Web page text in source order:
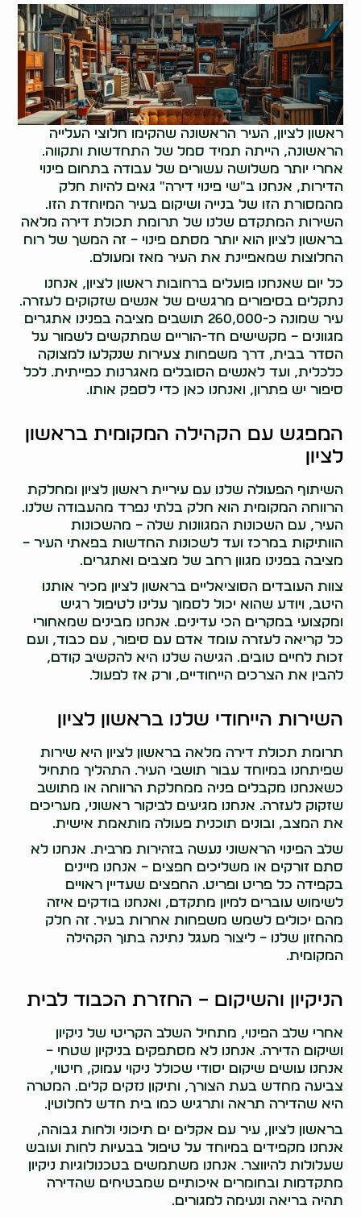
ראשון לציון, העיר הראשונה שהקימו חלוצי העלייה
הראשונה, הייתה תמיד סמל של התחדשות ותקווה.
אחרי יותר משלושה עשורים של עבודה בתחום פינוי
הדירות, אנחנו ב"שי פינוי דירה" גאים להיות חלק
מהמסורת הזו של בנייה ושיקום בעיר המיוחדת הזו.
השירות המתקדם שלנו של תרומת תכולת דירה מלאה
בראשון לציון הוא יותר מסתם פינוי – זה המשך של רוח
החלוצות שמאפיינת את העיר מאז ומעולם.
כל יום שאנחנו פועלים ברחובות ראשון לציון, אנחנו
נתקלים בסיפורים מרגשים של אנשים שזקוקים לעזרה.
עיר שמונה כ-260,000 תושבים מציבה בפנינו אתגרים
מגוונים – מקשישים חד-הוריים שמתקשים לשמור על
הסדר בבית, דרך משפחות צעירות שנקלעו למצוקה
כלכלית, ועד לאנשים הסובלים מאגרנות כפייתית. לכל
סיפור יש פתרון, ואנחנו כאן כדי לספק אותו.
המפגש עם הקהילה המקומית בראשון
לציון
השיתוף הפעולה שלנו עם עיריית ראשון לציון ומחלקת
הרווחה המקומית הוא חלק בלתי נפרד מהעבודה שלנו.
העיר, עם השכונות המגוונות שלה – מהשכונות
הוותיקות במרכז ועד לשכונות החדשות בפאתי העיר –
מציבה בפנינו מגוון רחב של מצבים ואתגרים.
צוות העובדים הסוציאליים בראשון לציון מכיר אותנו
היטב, ויודע שהוא יכול לסמוך עלינו לטיפול רגיש
ומקצועי במקרים הכי עדינים. אנחנו מבינים שמאחורי
כל קריאה לעזרה עומד אדם עם סיפור, עם כבוד, ועם
זכות לחיים טובים. הגישה שלנו היא להקשיב קודם,
להבין את הצרכים הייחודיים, ורק אז לפעול.
השירות הייחודי שלנו בראשון לציון
תרומת תכולת דירה מלאה בראשון לציון היא שירות
שפיתחנו במיוחד עבור תושבי העיר. התהליך מתחיל
כשאנחנו מקבלים פניה ממחלקת הרווחה או מתושב
שזקוק לעזרה. אנחנו מגיעים לביקור ראשוני, מעריכים
את המצב, ובונים תוכנית פעולה מותאמת אישית.
שלב הפינוי הראשוני נעשה בזהירות מרבית. אנחנו לא
סתם זורקים או משליכים חפצים – אנחנו מיינים
בקפידה כל פריט ופריט. החפצים שעדיין ראויים
לשימוש עוברים למיון מתקדם, ואנחנו בודקים איזה
מהם יכולים לשמש משפחות אחרות בעיר. זה חלק
מהחזון שלנו – ליצור מעגל נתינה בתוך הקהילה
המקומית.
הניקיון והשיקום – החזרת הכבוד לבית
אחרי שלב הפינוי, מתחיל השלב הקריטי של ניקיון
ושיקום הדירה. אנחנו לא מסתפקים בניקיון שטחי –
אנחנו עושים שיקום יסודי שכולל ניקוי עמוק, חיטוי,
צביעה מחדש בעת הצורך, ותיקון נזקים קלים. המטרה
היא שהדירה תראה ותרגיש כמו בית חדש לחלוטין.
בראשון לציון, עיר עם אקלים ים תיכוני ולחות גבוהה,
אנחנו מקפידים במיוחד על טיפול בבעיות לחות ועובש
שעלולות להיווצר. אנחנו משתמשים בטכנולוגיות ניקיון
מתקדמות ובחומרים איכותיים שמבטיחים שהדירה
תהיה בריאה ונעימה למגורים.